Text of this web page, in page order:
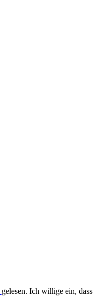
gelesen. Ich willige ein, dass